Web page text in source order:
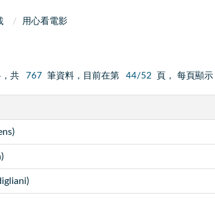
用心看電影
共 767 筆資料，目前在第 44/52 頁， 每頁顯示